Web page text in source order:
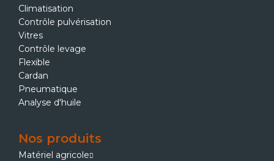
Climatisation
Contrôle pulvérisation
Vitres
Contrôle levage
Flexible
Cardan
Pneumatique
Analyse d'huile
Nos produits
Matériel agricole